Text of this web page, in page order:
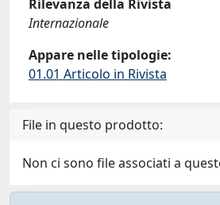
Rilevanza della Rivista
Internazionale
Appare nelle tipologie:
01.01 Articolo in Rivista
File in questo prodotto:
Non ci sono file associati a